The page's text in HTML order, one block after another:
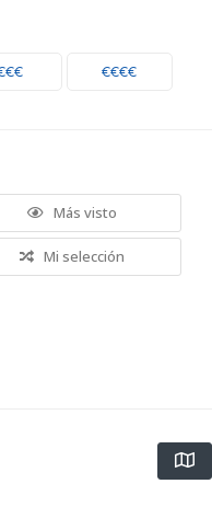
€€€€
Más visto
Mi selección